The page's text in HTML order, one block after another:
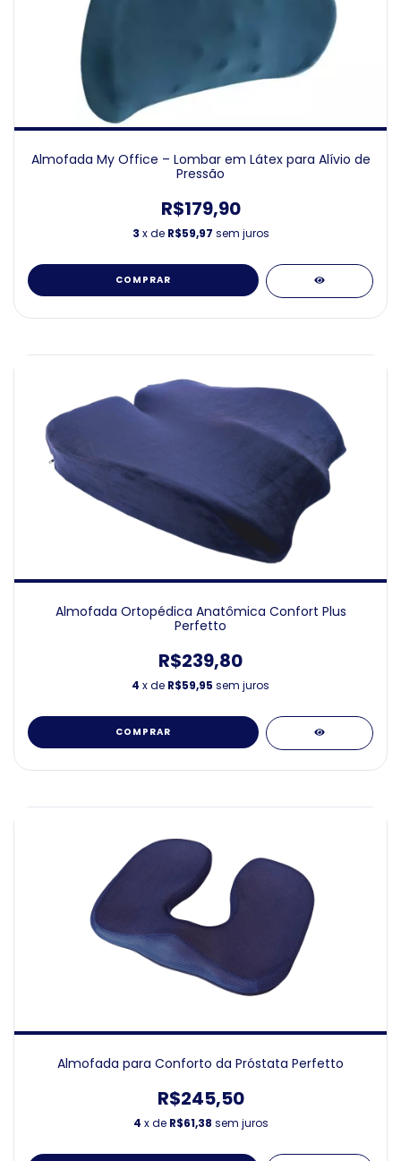
Almofada My Office – Lombar em Látex para Alívio de
Pressão
R$179,90
3 x de R$59,97 sem juros
COMPRAR
Almofada Ortopédica Anatômica Confort Plus
Perfetto
R$239,80
4 x de R$59,95 sem juros
COMPRAR
Almofada para Conforto da Próstata Perfetto
R$245,50
4 x de R$61,38 sem juros